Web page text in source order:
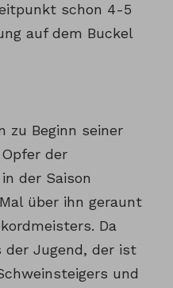
schon 4-5
auf dem Buckel
zu Beginn seiner
der
der Saison
über ihn geraunt
Da
der Jugend, der ist
und